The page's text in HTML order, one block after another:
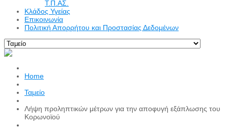
Τ.Π.ΑΣ.
Κλάδος Υγείας
Επικοινωνία
Πολιτική Απορρήτου και Προστασίας Δεδομένων
Home
Ταμείο
Λήψη προληπτικών μέτρων για την αποφυγή εξάπλωσης του
Κορωνοϊού